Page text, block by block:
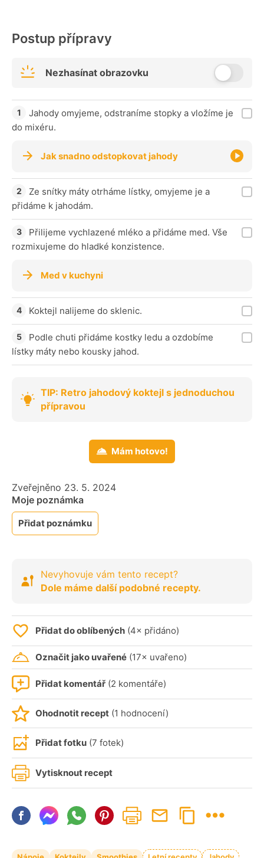
Postup přípravy
Nezhasínat obrazovku
Jahody omyjeme, odstraníme stopky a vložíme je
do mixéru.
Jak snadno odstopkovat jahody
Ze snítky máty otrháme lístky, omyjeme je a
přidáme k jahodám.
Přilijeme vychlazené mléko a přidáme med. Vše
rozmixujeme do hladké konzistence.
Med v kuchyni
Koktejl nalijeme do sklenic.
Podle chuti přidáme kostky ledu a ozdobíme
lístky máty nebo kousky jahod.
TIP: Retro jahodový koktejl s jednoduchou
přípravou
Mám hotovo!
Zveřejněno 23. 5. 2024
Moje poznámka
Přidat poznámku
Nevyhovuje vám tento recept?
Dole máme další podobné recepty.
Přidat do oblíbených (4× přidáno)
Označit jako uvařené (17× uvařeno)
Přidat komentář (2 komentáře)
Ohodnotit recept (1 hodnocení)
Přidat fotku (7 fotek)
Vytisknout recept